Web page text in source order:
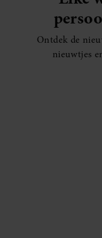
Ontdek de
nieuwtjes